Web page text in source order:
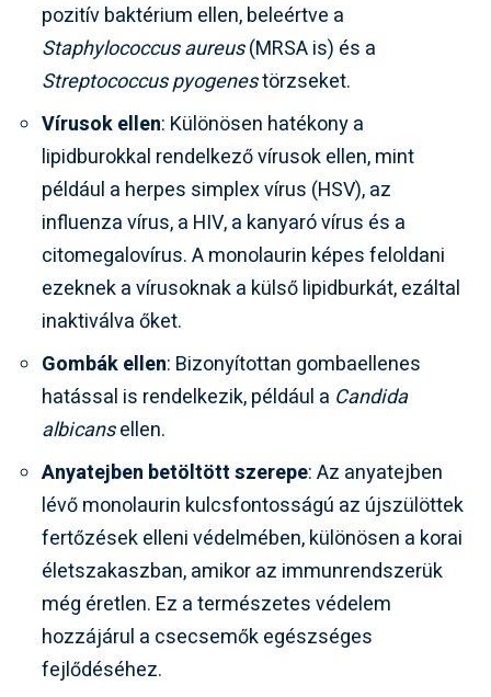
pozitív baktérium ellen, beleértve a
Staphylococcus aureus(MRSA is) és a
Streptococcus pyogenestörzseket.
Vírusok ellen: Különösen hatékony a
lipidburokkal rendelkező vírusok ellen, mint
például a herpes simplex vírus (HSV), az
influenza vírus, a HIV, a kanyaró vírus és a
citomegalovírus. A monolaurin képes feloldani
ezeknek a vírusoknak a külső lipidburkát, ezáltal
inaktiválva őket.
Gombák ellen: Bizonyítottan gombaellenes
hatással is rendelkezik, például a Candida
albicansellen.
Anyatejben betöltött szerepe: Az anyatejben
lévő monolaurin kulcsfontosságú az újszülöttek
fertőzések elleni védelmében, különösen a korai
életszakaszban, amikor az immunrendszerük
még éretlen. Ez a természetes védelem
hozzájárul a csecsemők egészséges
fejlődéséhez.